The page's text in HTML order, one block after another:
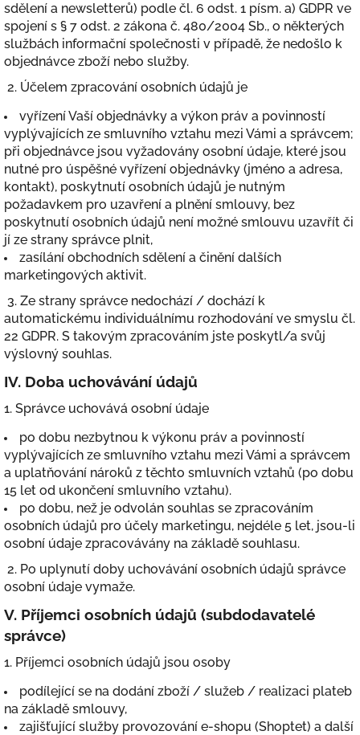
sdělení a newsletterů) podle čl. 6 odst. 1 písm. a) GDPR ve
spojení s § 7 odst. 2 zákona č. 480/2004 Sb., o některých
službách informační společnosti v případě, že nedošlo k
objednávce zboží nebo služby.
2. Účelem zpracování osobních údajů je
vyřízení Vaší objednávky a výkon práv a povinností
vyplývajících ze smluvního vztahu mezi Vámi a správcem;
při objednávce jsou vyžadovány osobní údaje, které jsou
nutné pro úspěšné vyřízení objednávky (jméno a adresa,
kontakt), poskytnutí osobních údajů je nutným
požadavkem pro uzavření a plnění smlouvy, bez
poskytnutí osobních údajů není možné smlouvu uzavřít či
jí ze strany správce plnit,
zasílání obchodních sdělení a činění dalších
marketingových aktivit.
3. Ze strany správce nedochází / dochází k
automatickému individuálnímu rozhodování ve smyslu čl.
22 GDPR. S takovým zpracováním jste poskytl/a svůj
výslovný souhlas.
IV. Doba uchovávání údajů
1. Správce uchovává osobní údaje
po dobu nezbytnou k výkonu práv a povinností
vyplývajících ze smluvního vztahu mezi Vámi a správcem
a uplatňování nároků z těchto smluvních vztahů (po dobu
15 let od ukončení smluvního vztahu).
po dobu, než je odvolán souhlas se zpracováním
osobních údajů pro účely marketingu, nejdéle 5 let, jsou-li
osobní údaje zpracovávány na základě souhlasu.
2. Po uplynutí doby uchovávání osobních údajů správce
osobní údaje vymaže.
V. Příjemci osobních údajů (subdodavatelé
správce)
1. Příjemci osobních údajů jsou osoby
podílející se na dodání zboží / služeb / realizaci plateb
na základě smlouvy,
zajišťující služby provozování e-shopu (Shoptet) a další